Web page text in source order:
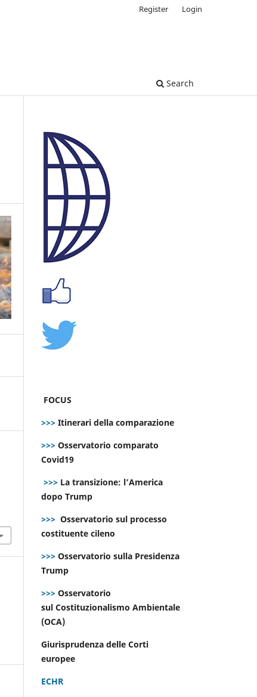
Search
Register Login
FOCUS
>>> Itinerari della comparazione
>>> Osservatorio comparato
Covid19
>>> La transizione: l’America
dopo Trump
>>> Osservatorio sul processo
costituente cileno
>>> Osservatorio sulla Presidenza
Trump
>>> Osservatorio
sul Costituzionalismo Ambientale
(OCA)
Giurisprudenza delle Corti
europee
ECHR